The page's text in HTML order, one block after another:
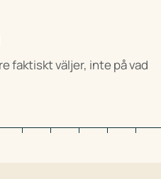
faktiskt väljer, inte på vad